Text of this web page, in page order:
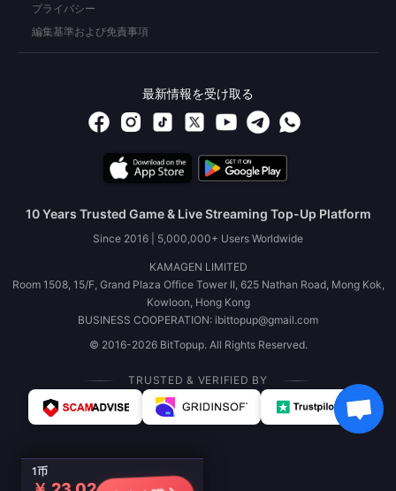
1币
プライバシー
編集基準および免責事項
最新情報を受け取る
10 Years Trusted Game & Live Streaming Top-Up Platform
Since 2016 | 5,000,000+ Users Worldwide
KAMAGEN LIMITED
Room 1508, 15/F, Grand Plaza Office Tower II, 625 Nathan Road, Mong Kok,
Kowloon, Hong Kong
BUSINESS COOPERATION: ibittopup@gmail.com
© 2016-2026 BitTopup. All Rights Reserved.
TRUSTED & VERIFIED BY